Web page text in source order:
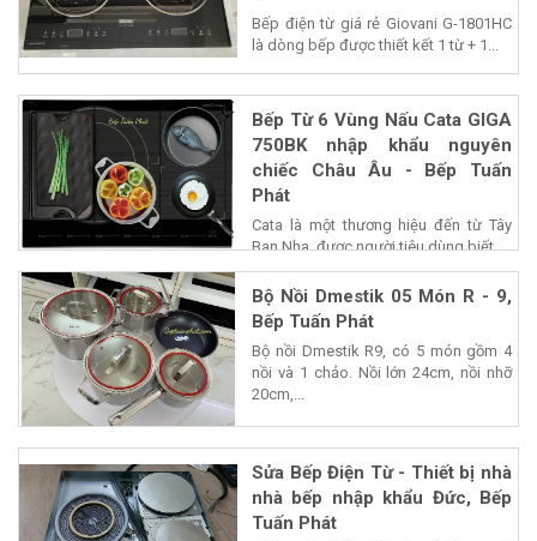
Bếp điện từ giá rẻ Giovani G-1801HC
là dòng bếp được thiết kết 1 từ + 1...
Bếp Từ 6 Vùng Nấu Cata GIGA
750BK nhập khẩu nguyên
chiếc Châu Âu - Bếp Tuấn
Phát
Cata là một thương hiệu đến từ Tây
Ban Nha, được người tiêu dùng biết...
Bộ Nồi Dmestik 05 Món R - 9,
Bếp Tuấn Phát
Bộ nồi Dmestik R9, có 5 món gồm 4
nồi và 1 chảo. Nồi lớn 24cm, nồi nhỡ
20cm,...
Sửa Bếp Điện Từ - Thiết bị nhà
nhà bếp nhập khẩu Đức, Bếp
Tuấn Phát